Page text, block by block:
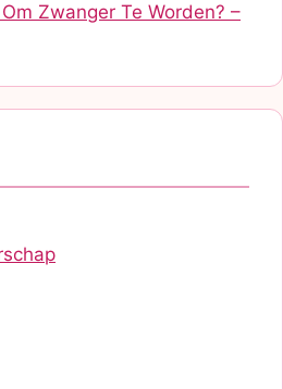
Zwanger Te Worden? –